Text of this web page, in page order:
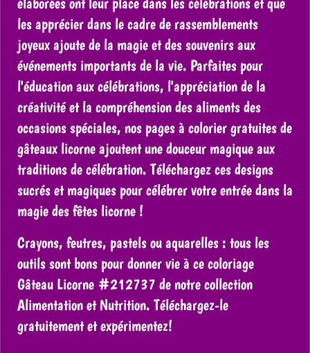
les apprécier dans le cadre de rassemblements
joyeux ajoute de la magie et des souvenirs aux
événements importants de la vie. Parfaites pour
l'éducation aux célébrations, l'appréciation de la
créativité et la compréhension des aliments des
occasions spéciales, nos pages à colorier gratuites de
gâteaux licorne ajoutent une douceur magique aux
traditions de célébration. Téléchargez ces designs
sucrés et magiques pour célébrer votre entrée dans la
magie des fêtes licorne !
Crayons, feutres, pastels ou aquarelles : tous les
outils sont bons pour donner vie à ce coloriage
Gâteau Licorne #212737 de notre collection
Alimentation et Nutrition. Téléchargez-le
gratuitement et expérimentez!